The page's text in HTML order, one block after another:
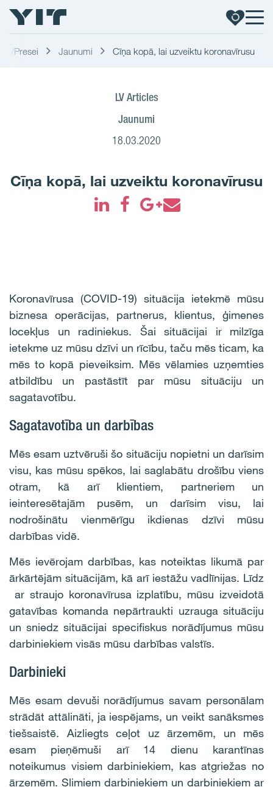
Presei Jaunumi Cīņa kopā, lai uzveiktu koronavīrusu
LV Articles
Jaunumi
18.03.2020
Cīņa kopā, lai uzveiktu koronavīrusu
Koronavīrusa (COVID-19) situācija ietekmē mūsu
biznesa operācijas, partnerus, klientus, ģimenes
locekļus un radiniekus. Šai situācijai ir milzīga
ietekme uz mūsu dzīvi un rīcību, taču mēs ticam, ka
mēs to kopā pieveiksim. Mēs vēlamies uzņemties
atbildību un pastāstīt par mūsu situāciju un
sagatavotību.
Sagatavotība un darbības
Mēs esam uztvēruši šo situāciju nopietni un darīsim
visu, kas mūsu spēkos, lai saglabātu drošību viens
otram, kā arī klientiem, partneriem un
ieinteresētajām pusēm, un darīsim visu, lai
nodrošinātu vienmērīgu ikdienas dzīvi mūsu
darbības vidē.
Mēs ievērojam darbības, kas noteiktas likumā par
ārkārtējām situācijām, kā arī iestāžu vadlīnijas. Līdz
ar straujo koronavīrusa izplatību, mūsu izveidotā
gatavības komanda nepārtraukti uzrauga situāciju
un sniedz situācijai specifiskus norādījumus mūsu
darbiniekiem visās mūsu darbības valstīs.
Darbinieki
Mēs esam devuši norādījumus savam personālam
strādāt attālināti, ja iespējams, un veikt sanāksmes
tiešsaistē. Aizliegts ceļot uz ārzemēm, un mēs
esam pieņēmuši arī 14 dienu karantīnas
noteikumus visiem darbiniekiem, kas atgriežas no
ārzemēm. Slimiem darbiniekiem un darbiniekiem ar